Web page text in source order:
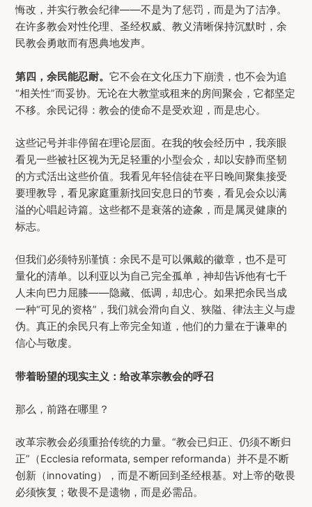
悔改，并实行教会纪律——不是为了惩罚，而是为了洁净。
在许多教会对性伦理、圣经权威、教义清晰保持沉默时，余
民教会勇敢而有恩典地发声。
第四，余民能忍耐。它不会在文化压力下崩溃，也不会为追
“相关性”而妥协。无论在大教堂或租来的房间聚会，它都坚定
不移。余民记得：教会的使命不是受欢迎，而是忠心。
这些记号并非停留在理论层面。在我的牧会经历中，我亲眼
看见一些被社区视为无足轻重的小型会众，却以安静而坚韧
的方式活出这些价值。我看见年轻信徒在平日晚间聚集接受
要理教导，看见家庭重新找回安息日的节奏，看见会众以满
溢的心唱起诗篇。这些都不是衰落的迹象，而是属灵健康的
标志。
但我们必须特别谨慎：余民不是可以佩戴的徽章，也不是可
量化的清单。以利亚以为自己完全孤单，神却告诉他有七千
人未向巴力屈膝——隐藏、低调，却忠心。如果把余民当成
一种“可见的资格”，我们就会滑向自义、狭隘、律法主义与虚
伪。真正的余民只有上帝完全知道，他们的力量在于谦卑的
信心与敬虔。
带着盼望的现实主义：给改革宗教会的呼召
那么，前路在哪里？
改革宗教会必须重拾传统的力量。“教会已归正、仍须不断归
正”（Ecclesia reformata, semper reformanda）并不是不断
创新（innovating），而是不断回到圣经根基。对上帝的敬畏
必须恢复；敬畏不是遗物，而是必需品。